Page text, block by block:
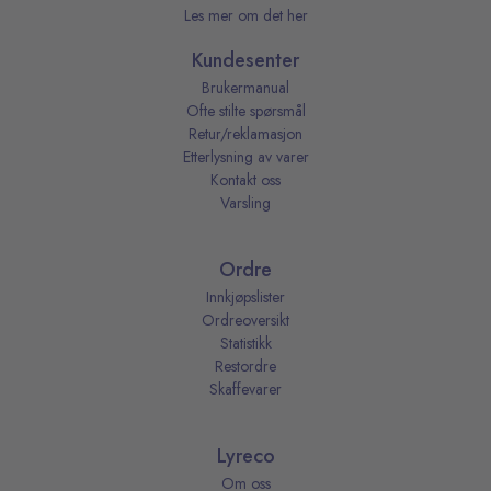
Les mer om det her
Kundesenter
Brukermanual
Ofte stilte spørsmål
Retur/reklamasjon
Etterlysning av varer
Kontakt oss
Varsling
Ordre
Innkjøpslister
Ordreoversikt
Statistikk
Restordre
Skaffevarer
Lyreco
Om oss